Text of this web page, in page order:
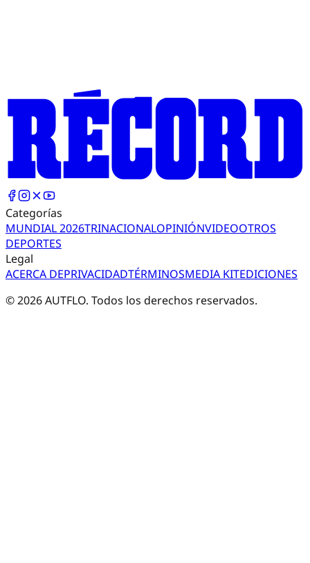
Categorías
MUNDIAL 2026TRINACIONALOPINIÓNVIDEOOTROS
DEPORTES
Legal
ACERCA DEPRIVACIDADTÉRMINOSMEDIA KITEDICIONES
©2026AUTFLO. Todos los derechos reservados.